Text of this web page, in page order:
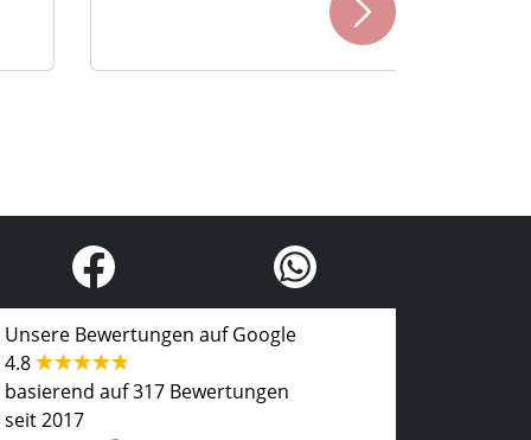
Unsere Bewertungen auf Google
4.8
basierend auf 317 Bewertungen
seit 2017